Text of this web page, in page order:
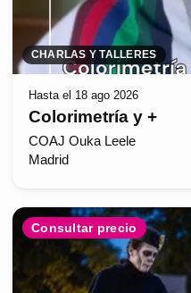
CHARLAS Y TALLERES
Hasta el 18 ago 2026
Colorimetría y +
COAJ Ouka Leele
Madrid
Consultar precio